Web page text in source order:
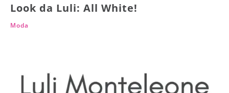
Look da Luli: All White!
Moda